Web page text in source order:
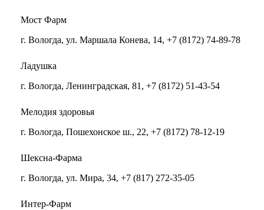
Мост Фарм
г. Вологда, ул. Маршала Конева, 14, +7 (8172) 74-89-78
Ладушка
г. Вологда, Ленинградская, 81, +7 (8172) 51-43-54
Мелодия здоровья
г. Вологда, Пошехонское ш., 22, +7 (8172) 78-12-19
Шексна-Фарма
г. Вологда, ул. Мира, 34, +7 (817) 272-35-05
Интер-Фарм